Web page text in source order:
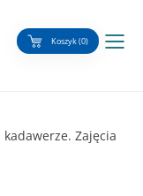
Koszyk (0)
Zajęcia